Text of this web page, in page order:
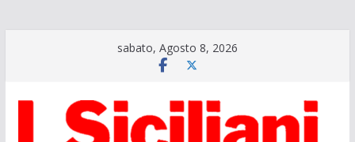
sabato, Agosto 8, 2026